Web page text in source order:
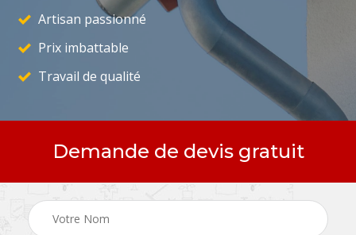
Artisan passionné
Prix imbattable
Travail de qualité
Demande de devis gratuit